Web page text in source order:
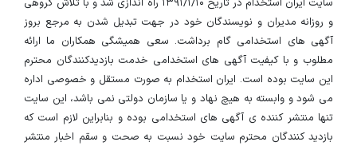
سایت ایران استخدام در تاریخ ۱۳۹۱/۱/۱۰ راه اندازی شد و با تلاش گروهی
و روزانه مدیران و نویسندگان خود در جهت تبدیل شدن به مرجع بروز
آگهی های استخدامی گام برداشت. سعی همیشگی همکاران ما ارائه
مطلوب و با کیفیت آگهی های استخدامی خدمت بازدیدکنندگان محترم
این سایت بوده است. ایران استخدام به صورت مستقل و خصوصی اداره
می شود و وابسته به هیچ نهاد و یا سازمان دولتی نمی باشد، این سایت
تنها منتشر کننده ی آگهی های استخدامی بوده و بنابراین لازم است که
بازدید کنندگان محترم سایت خود نسبت به صحت و سقم اخبار منتشر